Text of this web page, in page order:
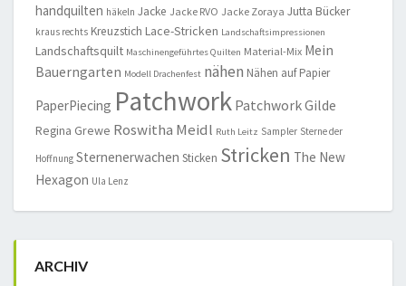
handquilten häkeln Jacke Jacke RVO Jacke Zoraya Jutta Bücker
kraus rechts Kreuzstich Lace-Stricken Landschaftsimpressionen
Landschaftsquilt Maschinengeführtes Quilten Material-Mix Mein
Bauerngarten Modell Drachenfest nähen Nähen auf Papier
PaperPiecing Patchwork Patchwork Gilde
Regina Grewe Roswitha Meidl Ruth Leitz Sampler Sterne der
Hoffnung Sternenerwachen Sticken Stricken The New
Hexagon Ula Lenz
ARCHIV